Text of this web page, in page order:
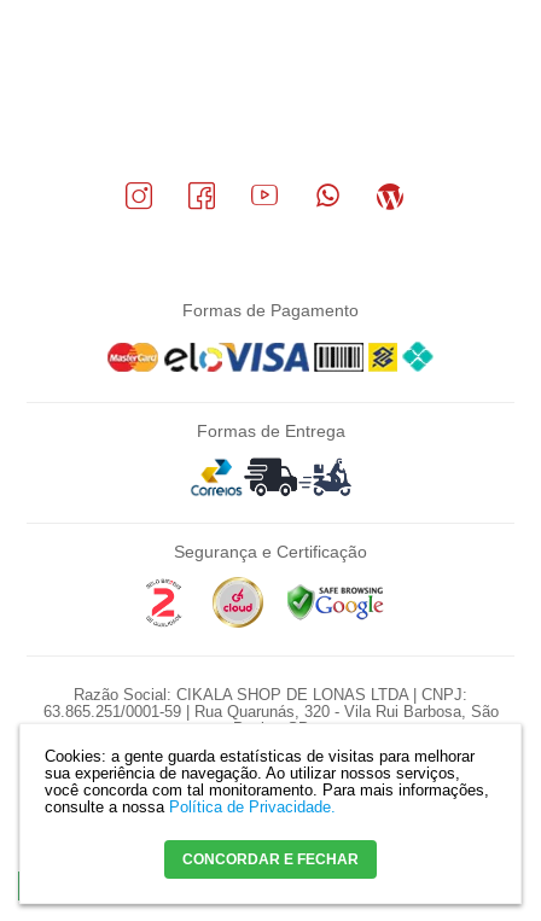
Cookies: a gente guarda estatísticas de visitas para melhorar
sua experiência de navegação. Ao utilizar nossos serviços,
você concorda com tal monitoramento. Para mais informações,
consulte a nossa Política de Privacidade.
CONCORDAR E FECHAR
Formas de Pagamento
Formas de Entrega
Segurança e Certificação
Razão Social: CIKALA SHOP DE LONAS LTDA | CNPJ:
63.865.251/0001-59 | Rua Quarunás, 320 - Vila Rui Barbosa, São
Paulo - SP
*Nossas promoções são diárias e pontuais, preço e estoque sujeito a
variação diariamente.
*Produtos serão reservados somente com pagamento confirmado. |
Mapa do site